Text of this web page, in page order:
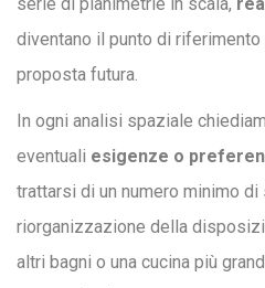
diventano il punto di
proposta futura.
In ogni analisi spaziale
eventuali esigenze o
trattarsi di un numero minimo di
riorganizzazione della
altri bagni o una cucina più